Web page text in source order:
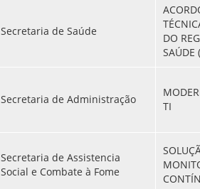
Secretaria de Saúde
DO
SAÚDE
Secretaria de Administração
TI
Secretaria de Assistencia
Social e Combate à Fome